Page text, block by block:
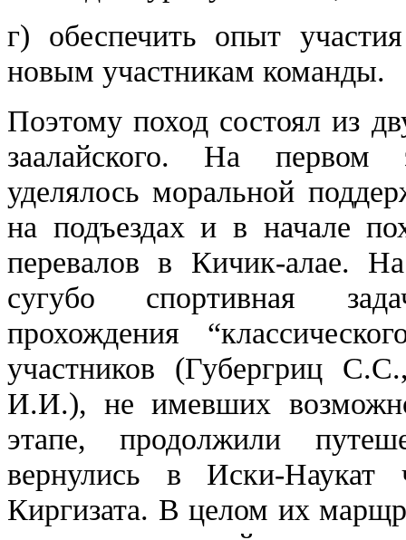
г) обеспечить опыт
новым участникам команды.
Поэтому поход состоял из
заалайского. На первом
уделялось моральной
на подъездах и в начале
перевалов в Кичик-алае.
сугубо спортивная
прохождения
участников (Губергриц
И.И.), не имевших
этапе, продолжили
вернулись в Иски-
Киргизата. В целом их